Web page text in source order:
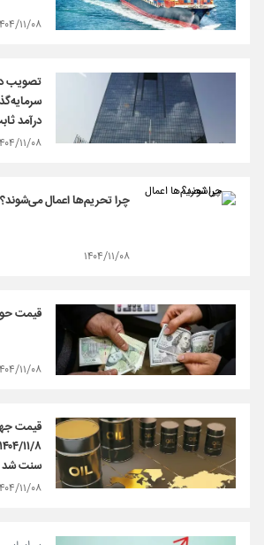
۱۴۰۴/۱۱/
تصویب
درآمد
۱۴۰۴/۱۱/
چرا تحریم‌ها اعمال می‌شوند؟
۱۴۰۴/۱۱/۰۸
قیمت
۱۴۰۴/۱۱/
قیمت
سنت شد
۱۴۰۴/۱۱/